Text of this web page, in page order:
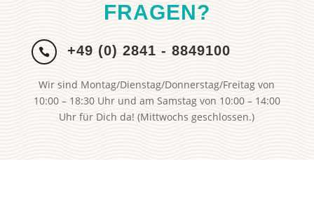
FRAGEN?
 +49 (0) 2841 - 8849100
Wir sind Montag/Dienstag/Donnerstag/Freitag von
10:00 – 18:30 Uhr und am Samstag von 10:00 – 14:00
Uhr für Dich da! (Mittwochs geschlossen.)